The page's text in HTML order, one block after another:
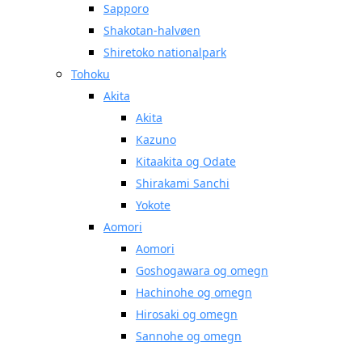
Sapporo
Shakotan-halvøen
Shiretoko nationalpark
Tohoku
Akita
Akita
Kazuno
Kitaakita og Odate
Shirakami Sanchi
Yokote
Aomori
Aomori
Goshogawara og omegn
Hachinohe og omegn
Hirosaki og omegn
Sannohe og omegn